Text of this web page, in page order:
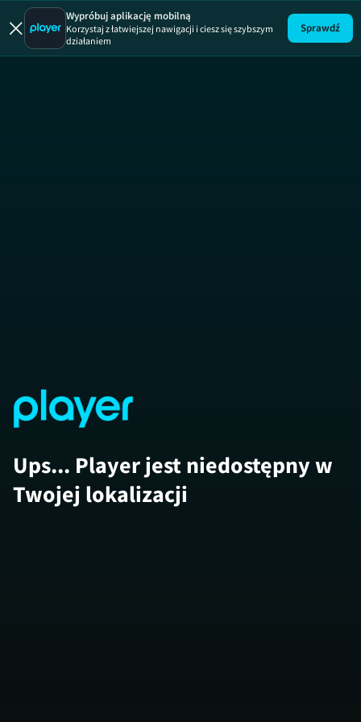
Wypróbuj aplikację mobilną
Korzystaj z łatwiejszej nawigacji i ciesz się szybszym
działaniem
Sprawdź
Ups... Player jest niedostępny w
Twojej lokalizacji